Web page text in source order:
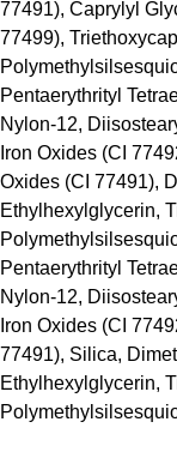
77491), Caprylyl
77499),
Pentaerythrityl
Nylon-12,
Iron Oxides (CI
Oxides (CI 77491),
Ethylhexylglycerin,
Pentaerythrityl
Nylon-12,
Iron Oxides (CI
77491), Silica,
Ethylhexylglycerin,